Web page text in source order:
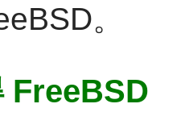
。
FreeBSD